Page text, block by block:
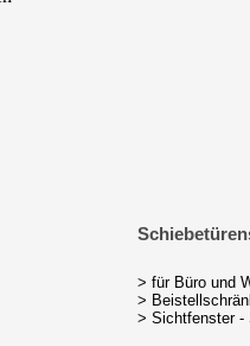
> für Büro und
>
> Sichtfenster -